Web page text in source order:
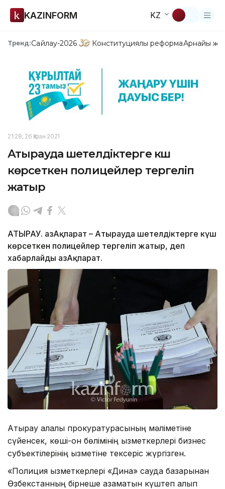
KAZINFORM KZ
Тренд:Сайлау-2026 Конституциялық реформаАрнайы
21:28, 26 Қазан 2021
Атырауда шетелдіктерге күш
көрсеткен полицейлер тергеліп
жатыр
АТЫРАУ. ҚазАқпарат – Атырауда шетелдіктерге күш
көрсеткен полицейлер тергеліп жатыр, деп
хабарлайды ҚазАқпарат.
Атырау қалалық прокуратурасының мәліметіне
сүйенсек, көші-қон бөлімінің қызметкерлері бизнес
субъектілерінің қызметіне тексеріс жүргізген.
«Полиция қызметкерлері «Дина» сауда базарынан
Өзбекстанның бірнеше азаматын күштеп алып